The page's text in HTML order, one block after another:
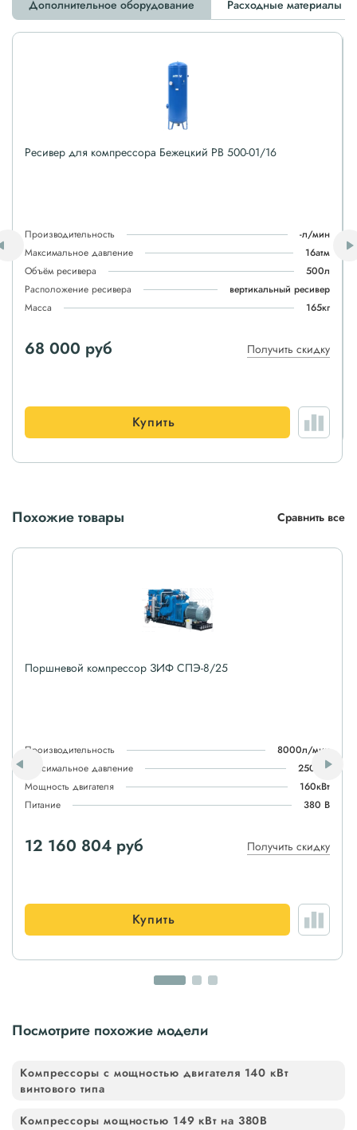
Дополнительное оборудование Расходные материалы
Ресивер для компрессора Бежецкий РВ 500-01/16
Производительность
-л/мин
Максимальное давление
16атм
Объём ресивера
500л
Расположение ресивера
вертикальный ресивер
Масса
165кг
68 000 руб Получить скидку
Купить
Похожие товары Сравнить все
Поршневой компрессор ЗИФ СПЭ-8/25
Производительность
8000л/мин
Максимальное давление
250атм
Мощность двигателя
160кВт
Питание
380 В
12 160 804 руб Получить скидку
Купить
Посмотрите похожие модели
Компрессоры с мощностью двигателя 140 кВт
винтового типа
Компрессоры мощностью 149 кВт на 380В